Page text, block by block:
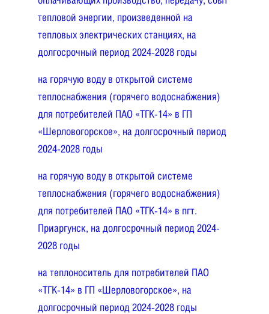
тепловой энергии, произведенной на
тепловых электрических станциях, на
долгосрочный период 2024-2028 годы
на горячую воду в открытой системе
теплоснабжения (горячего водоснабжения)
для потребителей ПАО «ТГК-14» в ГП
«Шерловогорское», на долгосрочный период
2024-2028 годы
на горячую воду в открытой системе
теплоснабжения (горячего водоснабжения)
для потребителей ПАО «ТГК-14» в пгт.
Приаргунск, на долгосрочный период 2024-
2028 годы
на теплоноситель для потребителей ПАО
«ТГК-14» в ГП «Шерловогорское», на
долгосрочный период 2024-2028 годы